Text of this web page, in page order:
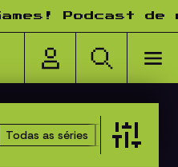
Podcast de
Todas as séries Clones